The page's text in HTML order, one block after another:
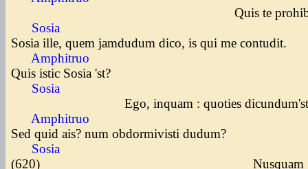
Quis te
Sosia
Sosia ille, quem jamdudum dico, is qui me contudit.
Amphitruo
Quis istic Sosia 'st?
Sosia
Ego, inquam : quoties dicundum'st
Amphitruo
Sed quid ais? num obdormivisti dudum?
Sosia
(620) Nusquam